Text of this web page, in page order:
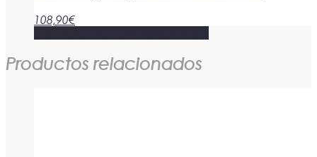
108,90€
Productos relacionados